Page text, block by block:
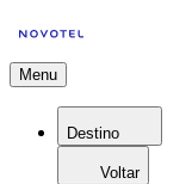
Menu
Destino
Voltar